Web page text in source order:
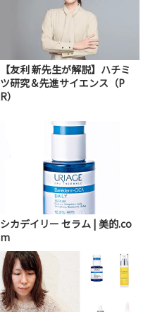
【友利 新先生が解説】ハチミ
ツ研究＆先進サイエンス（P
R）
シカデイリー セラム | 美的.co
m